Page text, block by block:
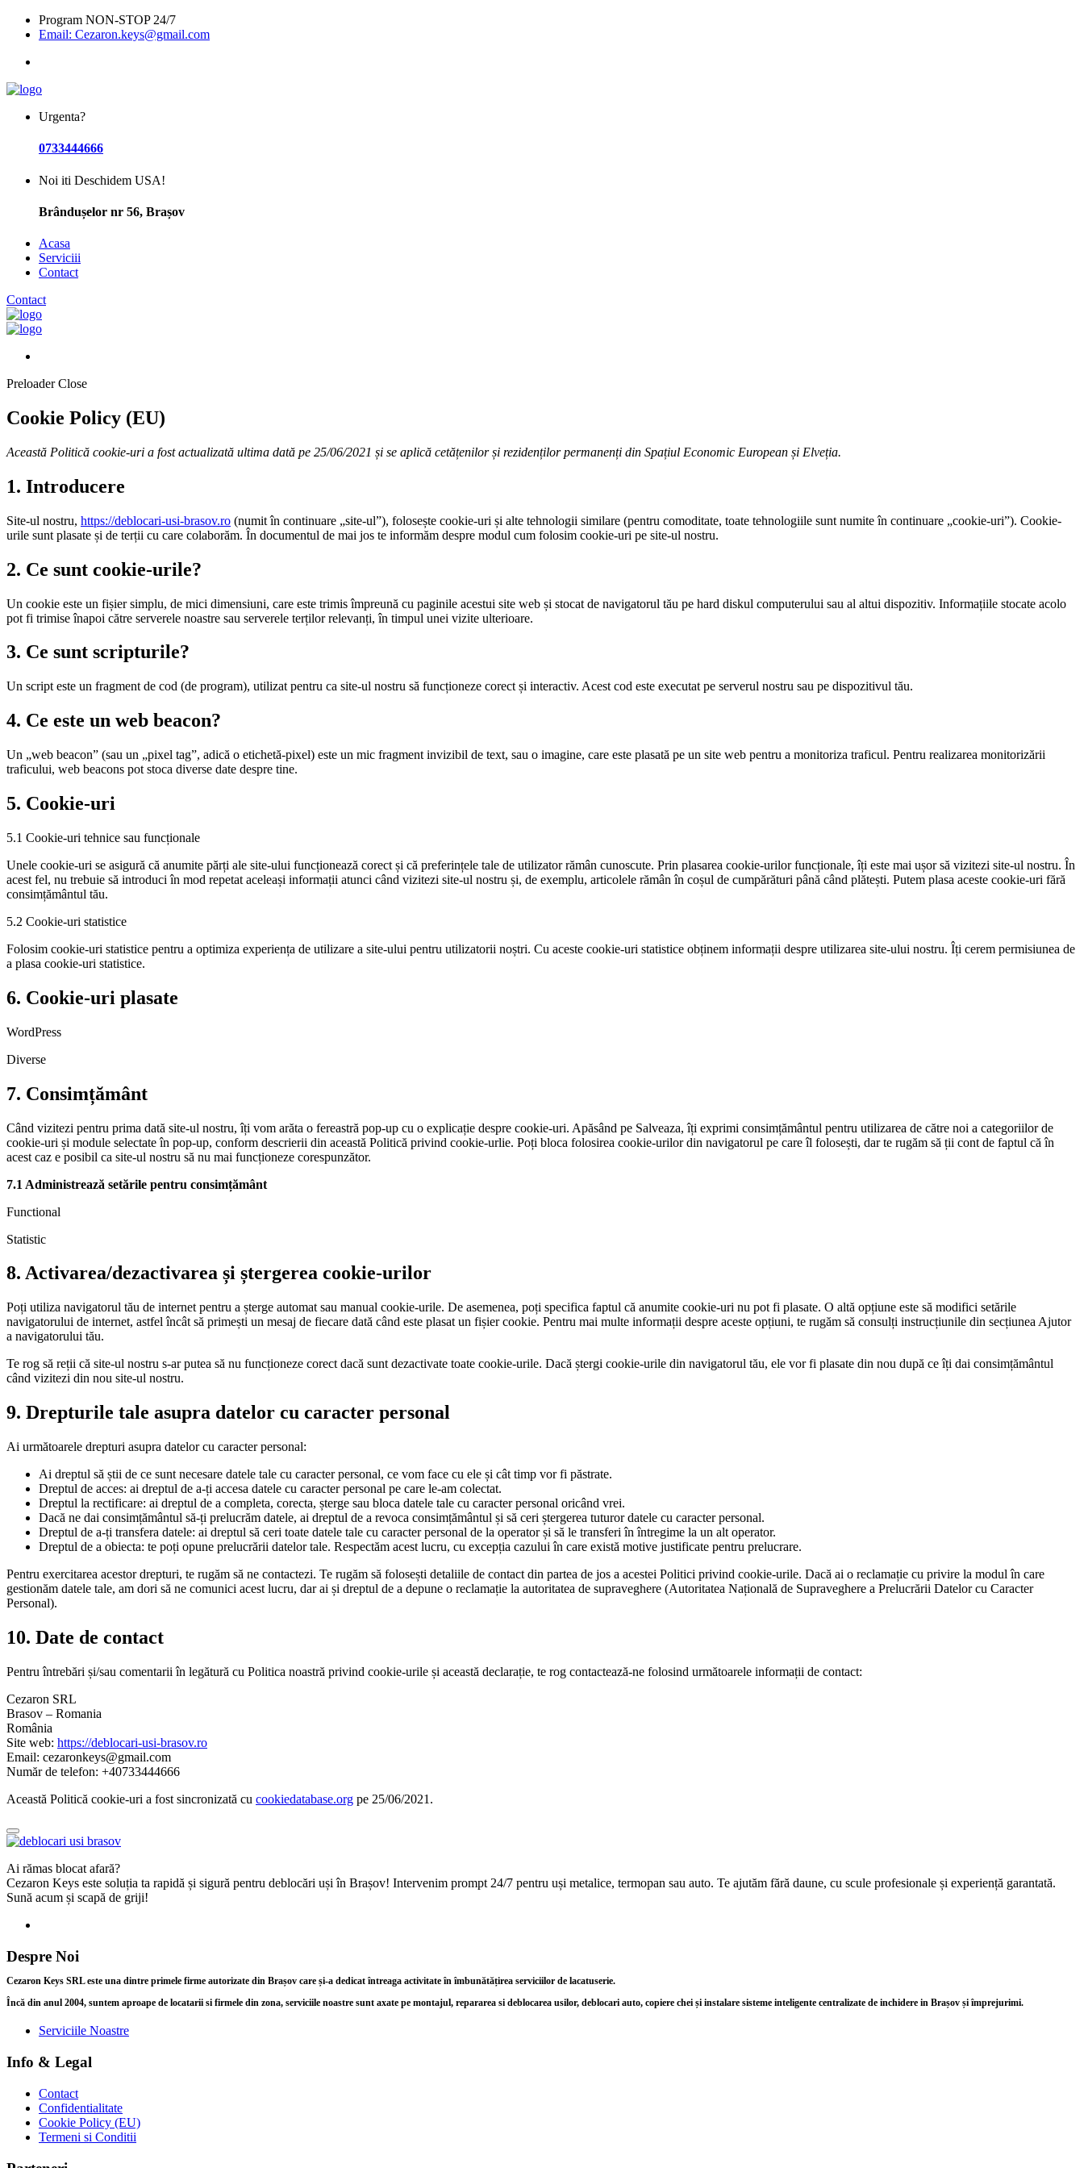
Program NON-STOP 24/7
Email: Cezaron.keys@gmail.com
Urgenta?
0733444666
Noi iti Deschidem USA!
Brândușelor nr 56, Brașov
Acasa
Serviciii
Contact
Contact
Preloader Close
Cookie Policy (EU)
Această Politică cookie-uri a fost actualizată ultima dată pe 25/06/2021 și se aplică cetățenilor și rezidenților permanenți din Spațiul Economic European și Elveția.
1. Introducere
Site-ul nostru, https://deblocari-usi-brasov.ro (numit în continuare „site-ul”), folosește cookie-uri și alte tehnologii similare (pentru comoditate, toate tehnologiile sunt numite în continuare „cookie-uri”). Cookie-
urile sunt plasate și de terții cu care colaborăm. În documentul de mai jos te informăm despre modul cum folosim cookie-uri pe site-ul nostru.
2. Ce sunt cookie-urile?
Un cookie este un fișier simplu, de mici dimensiuni, care este trimis împreună cu paginile acestui site web și stocat de navigatorul tău pe hard diskul computerului sau al altui dispozitiv. Informațiile stocate acolo
pot fi trimise înapoi către serverele noastre sau serverele terților relevanți, în timpul unei vizite ulterioare.
3. Ce sunt scripturile?
Un script este un fragment de cod (de program), utilizat pentru ca site-ul nostru să funcționeze corect și interactiv. Acest cod este executat pe serverul nostru sau pe dispozitivul tău.
4. Ce este un web beacon?
Un „web beacon” (sau un „pixel tag”, adică o etichetă-pixel) este un mic fragment invizibil de text, sau o imagine, care este plasată pe un site web pentru a monitoriza traficul. Pentru realizarea monitorizării
traficului, web beacons pot stoca diverse date despre tine.
5. Cookie-uri
5.1 Cookie-uri tehnice sau funcționale
Unele cookie-uri se asigură că anumite părți ale site-ului funcționează corect și că preferințele tale de utilizator rămân cunoscute. Prin plasarea cookie-urilor funcționale, îți este mai ușor să vizitezi site-ul nostru. În
acest fel, nu trebuie să introduci în mod repetat aceleași informații atunci când vizitezi site-ul nostru și, de exemplu, articolele rămân în coșul de cumpărături până când plătești. Putem plasa aceste cookie-uri fără
consimțământul tău.
5.2 Cookie-uri statistice
Folosim cookie-uri statistice pentru a optimiza experiența de utilizare a site-ului pentru utilizatorii noștri. Cu aceste cookie-uri statistice obținem informații despre utilizarea site-ului nostru. Îți cerem permisiunea de
a plasa cookie-uri statistice.
6. Cookie-uri plasate
WordPress
Diverse
7. Consimțământ
Când vizitezi pentru prima dată site-ul nostru, îți vom arăta o fereastră pop-up cu o explicație despre cookie-uri. Apăsând pe Salveaza, îți exprimi consimțământul pentru utilizarea de către noi a categoriilor de
cookie-uri și module selectate în pop-up, conform descrierii din această Politică privind cookie-urlie. Poți bloca folosirea cookie-urilor din navigatorul pe care îl folosești, dar te rugăm să ții cont de faptul că în
acest caz e posibil ca site-ul nostru să nu mai funcționeze corespunzător.
7.1 Administrează setările pentru consimțământ
Functional
Statistic
8. Activarea/dezactivarea și ștergerea cookie-urilor
Poți utiliza navigatorul tău de internet pentru a șterge automat sau manual cookie-urile. De asemenea, poți specifica faptul că anumite cookie-uri nu pot fi plasate. O altă opțiune este să modifici setările
navigatorului de internet, astfel încât să primești un mesaj de fiecare dată când este plasat un fișier cookie. Pentru mai multe informații despre aceste opțiuni, te rugăm să consulți instrucțiunile din secțiunea Ajutor
a navigatorului tău.
Te rog să reții că site-ul nostru s-ar putea să nu funcționeze corect dacă sunt dezactivate toate cookie-urile. Dacă ștergi cookie-urile din navigatorul tău, ele vor fi plasate din nou după ce îți dai consimțământul
când vizitezi din nou site-ul nostru.
9. Drepturile tale asupra datelor cu caracter personal
Ai următoarele drepturi asupra datelor cu caracter personal:
Ai dreptul să știi de ce sunt necesare datele tale cu caracter personal, ce vom face cu ele și cât timp vor fi păstrate.
Dreptul de acces: ai dreptul de a-ți accesa datele cu caracter personal pe care le-am colectat.
Dreptul la rectificare: ai dreptul de a completa, corecta, șterge sau bloca datele tale cu caracter personal oricând vrei.
Dacă ne dai consimțământul să-ți prelucrăm datele, ai dreptul de a revoca consimțământul și să ceri ștergerea tuturor datele cu caracter personal.
Dreptul de a-ți transfera datele: ai dreptul să ceri toate datele tale cu caracter personal de la operator și să le transferi în întregime la un alt operator.
Dreptul de a obiecta: te poți opune prelucrării datelor tale. Respectăm acest lucru, cu excepția cazului în care există motive justificate pentru prelucrare.
Pentru exercitarea acestor drepturi, te rugăm să ne contactezi. Te rugăm să folosești detaliile de contact din partea de jos a acestei Politici privind cookie-urile. Dacă ai o reclamație cu privire la modul în care
gestionăm datele tale, am dori să ne comunici acest lucru, dar ai și dreptul de a depune o reclamație la autoritatea de supraveghere (Autoritatea Națională de Supraveghere a Prelucrării Datelor cu Caracter
Personal).
10. Date de contact
Pentru întrebări și/sau comentarii în legătură cu Politica noastră privind cookie-urile și această declarație, te rog contactează-ne folosind următoarele informații de contact:
Cezaron SRL
Brasov – Romania
România
Site web: https://deblocari-usi-brasov.ro
Email: cezaronkeys@gmail.com
Număr de telefon: +40733444666
Această Politică cookie-uri a fost sincronizată cu cookiedatabase.org pe 25/06/2021.
Ai rămas blocat afară?
Cezaron Keys este soluția ta rapidă și sigură pentru deblocări uși în Brașov! Intervenim prompt 24/7 pentru uși metalice, termopan sau auto. Te ajutăm fără daune, cu scule profesionale și experiență garantată.
Sună acum și scapă de griji!
Despre Noi
Cezaron Keys SRL este una dintre primele firme autorizate din Brașov care și-a dedicat întreaga activitate în îmbunătățirea serviciilor de lacatuserie.
Încă din anul 2004, suntem aproape de locatarii si firmele din zona, serviciile noastre sunt axate pe montajul, repararea si deblocarea usilor, deblocari auto, copiere chei și instalare sisteme inteligente centralizate de inchidere in Brașov și împrejurimi.
Serviciile Noastre
Info & Legal
Contact
Confidentialitate
Cookie Policy (EU)
Termeni si Conditii